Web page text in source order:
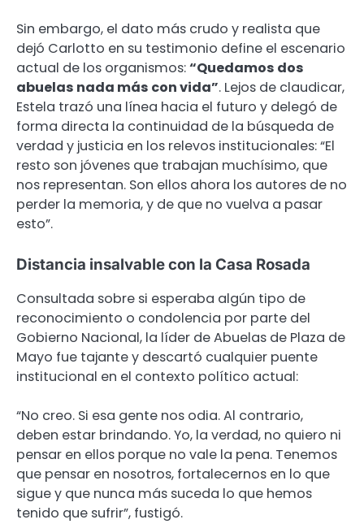
Sin embargo, el dato más crudo y realista que
dejó Carlotto en su testimonio define el escenario
actual de los organismos:“Quedamos dos
abuelas nada más con vida”. Lejos de claudicar,
Estela trazó una línea hacia el futuro y delegó de
forma directa la continuidad de la búsqueda de
verdad y justicia en los relevos institucionales: “El
resto son jóvenes que trabajan muchísimo, que
nos representan. Son ellos ahora los autores de no
perder la memoria, y de que no vuelva a pasar
esto”.
Distancia insalvable con la Casa Rosada
Consultada sobre si esperaba algún tipo de
reconocimiento o condolencia por parte del
Gobierno Nacional, la líder de Abuelas de Plaza de
Mayo fue tajante y descartó cualquier puente
institucional en el contexto político actual:
“No creo. Si esa gente nos odia. Al contrario,
deben estar brindando. Yo, la verdad, no quiero ni
pensar en ellos porque no vale la pena. Tenemos
que pensar en nosotros, fortalecernos en lo que
sigue y que nunca más suceda lo que hemos
tenido que sufrir”, fustigó.